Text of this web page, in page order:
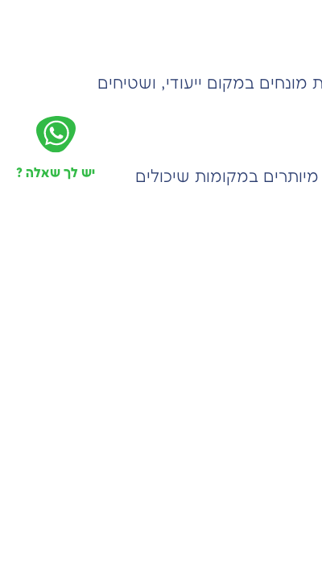
מונחים במקום ייעודי, ושטיחים
במקומות שיכולים
יש לך שאלה ?